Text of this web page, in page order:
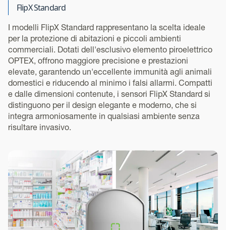
FlipX Standard
I modelli FlipX Standard rappresentano la scelta ideale
per la protezione di abitazioni e piccoli ambienti
commerciali. Dotati dell'esclusivo elemento piroelettrico
OPTEX, offrono maggiore precisione e prestazioni
elevate, garantendo un'eccellente immunità agli animali
domestici e riducendo al minimo i falsi allarmi. Compatti
e dalle dimensioni contenute, i sensori FlipX Standard si
distinguono per il design elegante e moderno, che si
integra armoniosamente in qualsiasi ambiente senza
risultare invasivo.